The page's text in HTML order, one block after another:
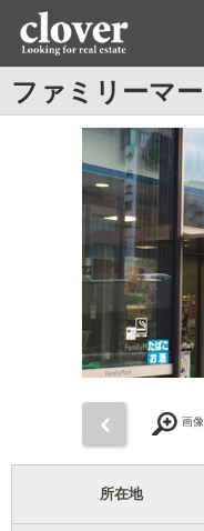
ファミリーマ
画
所在地